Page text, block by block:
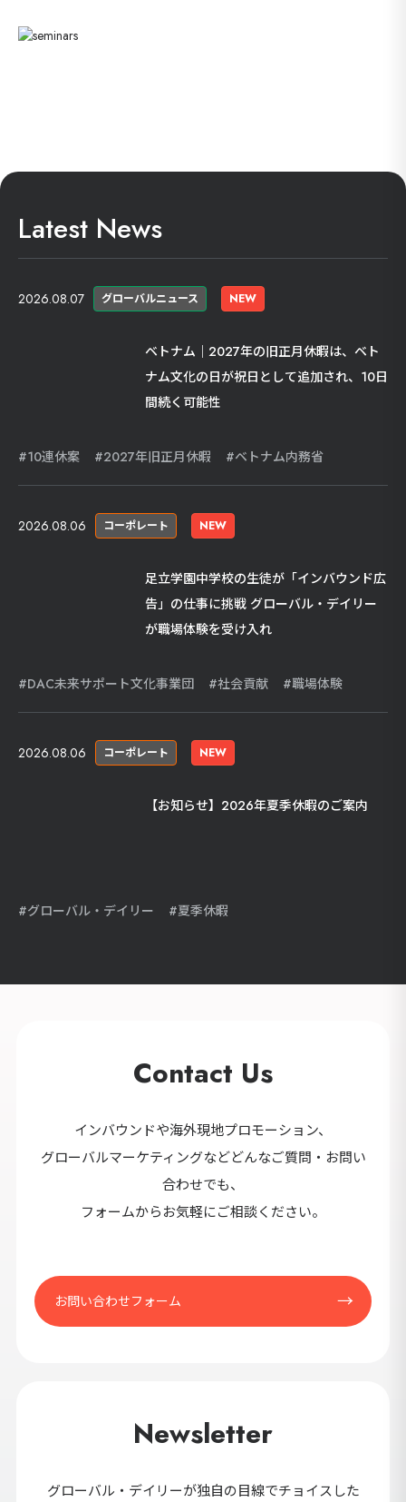
Latest News
NEW
グローバルニュース
2026.08.07
ベトナム｜2027年の旧正月休暇は、ベト
ナム文化の日が祝日として追加され、10日
間続く可能性
10連休案 2027年旧正月休暇 ベトナム内務省
NEW
コーポレート
2026.08.06
足立学園中学校の生徒が「インバウンド広
告」の仕事に挑戦 グローバル・デイリー
が職場体験を受け入れ
DAC未来サポート文化事業団 社会貢献 職場体験
NEW
コーポレート
2026.08.06
【お知らせ】2026年夏季休暇のご案内
グローバル・デイリー 夏季休暇
Contact Us
インバウンドや海外現地プロモーション、
グローバルマーケティングなどどんなご質問・お問い
合わせでも、
フォームからお気軽にご相談ください。
お問い合わせフォーム
Newsletter
グローバル・デイリーが独自の目線でチョイスした